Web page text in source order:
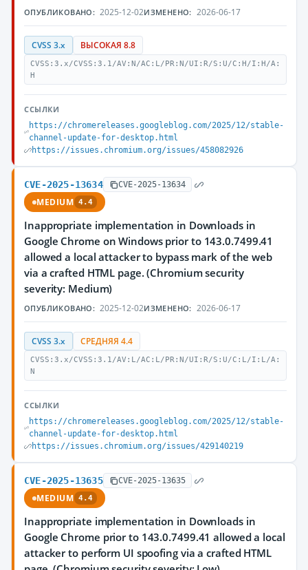
ОПУБЛИКОВАНО: 2025-12-02ИЗМЕНЕНО: 2026-06-17
CVSS 3.x ВЫСОКАЯ 8.8
CVSS:3.x/CVSS:3.1/AV:N/AC:L/PR:N/UI:R/S:U/C:H/I:H/A:
H
ССЫЛКИ
https://chromereleases.googleblog.com/2025/12/stable-
channel-update-for-desktop.html
https://issues.chromium.org/issues/458082926
CVE-2025-13634 CVE-2025-13634
MEDIUM 4.4
Inappropriate implementation in Downloads in
Google Chrome on Windows prior to 143.0.7499.41
allowed a local attacker to bypass mark of the web
via a crafted HTML page. (Chromium security
severity: Medium)
ОПУБЛИКОВАНО: 2025-12-02ИЗМЕНЕНО: 2026-06-17
CVSS 3.x СРЕДНЯЯ 4.4
CVSS:3.x/CVSS:3.1/AV:L/AC:L/PR:N/UI:R/S:U/C:L/I:L/A:
N
ССЫЛКИ
https://chromereleases.googleblog.com/2025/12/stable-
channel-update-for-desktop.html
https://issues.chromium.org/issues/429140219
CVE-2025-13635 CVE-2025-13635
MEDIUM 4.4
Inappropriate implementation in Downloads in
Google Chrome prior to 143.0.7499.41 allowed a local
attacker to perform UI spoofing via a crafted HTML